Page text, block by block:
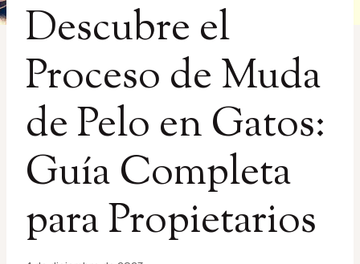
Descubre el
Proceso de Muda
de Pelo en Gatos:
Guía Completa
para Propietarios